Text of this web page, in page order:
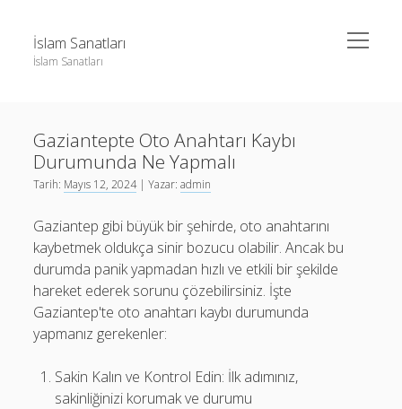
İslam Sanatları
İslam Sanatları
menüyü
aç
Liste
Sayfa Listesi
Instagram Beğeni Yükseltme Bedava
Sayfa Listesi
Gaziantepte Oto Anahtarı Kaybı
Durumunda Ne Yapmalı
Tarih: Mayıs 12, 2024| Yazar:admin
Gaziantep gibi büyük bir şehirde, oto anahtarını
kaybetmek oldukça sinir bozucu olabilir. Ancak bu
durumda panik yapmadan hızlı ve etkili bir şekilde
hareket ederek sorunu çözebilirsiniz. İşte
Gaziantep'te oto anahtarı kaybı durumunda
yapmanız gerekenler:
Sakin Kalın ve Kontrol Edin: İlk adımınız,
sakinliğinizi korumak ve durumu